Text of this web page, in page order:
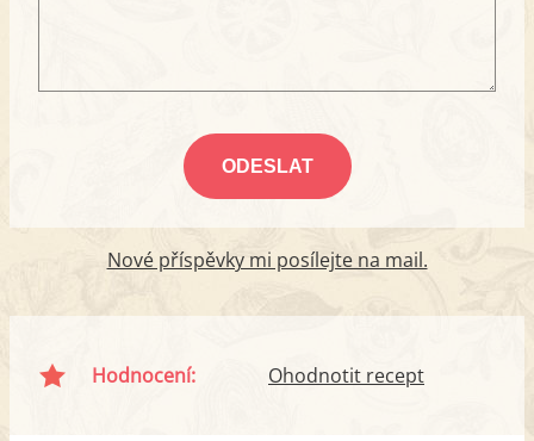
Nové příspěvky mi posílejte na mail.
Hodnocení: Ohodnotit recept